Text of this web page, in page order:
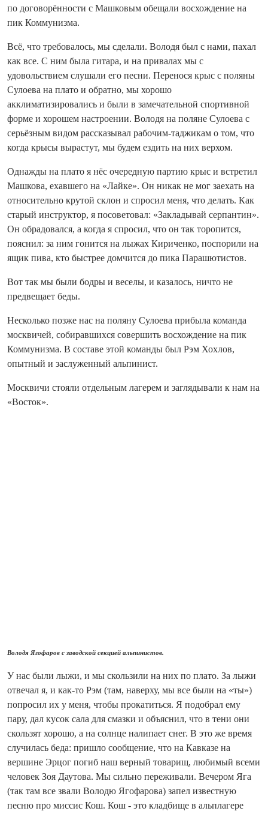
по договорённости с Машковым обещали восхождение на
пик Коммунизма.
Всё, что требовалось, мы сделали. Володя был с нами, пахал
как все. С ним была гитара, и на привалах мы с
удовольствием слушали его песни. Перенося крыс с поляны
Сулоева на плато и обратно, мы хорошо
акклиматизировались и были в замечательной спортивной
форме и хорошем настроении. Володя на поляне Сулоева с
серь­ёзным видом рассказывал рабочим‑таджикам о том, что
ко­гда крысы вырастут, мы будем ездить на них верхом.
Однажды на плато я нёс очередную партию крыс и встретил
Машкова, ехавшего на «Лайке». Он никак не мог заехать на
относительно крутой склон и спросил меня, что делать. Как
старый инструктор, я посоветовал: «Закладывай серпантин».
Он обрадовался, а ко­гда я спросил, что он так торопится,
пояснил: за ним гонится на лыжах Кириченко, поспорили на
ящик пива, кто быстрее домчится до пика Парашютистов.
Вот так мы были бодры и веселы, и казалось, ничто не
предвещает беды.
Несколько позже нас на поляну Сулоева прибыла команда
москвичей, собиравшихся совершить восхождение на пик
Коммунизма. В составе этой команды был Рэм Хохлов,
опытный и заслуженный альпинист.
Москвичи стояли отдельным лагерем и заглядывали к нам на
«Восток».
Володя Ягофаров с заводской секцией альпинистов.
У нас были лыжи, и мы скользили на них по плато. За лыжи
отвечал я, и как‑то Рэм (там, наверху, мы все были на «ты»)
попросил их у меня, чтобы прокатиться. Я подобрал ему
пару, дал кусок сала для смазки и объяснил, что в тени они
скользят хорошо, а на солнце налипает снег. В это же время
случилась беда: пришло сообщение, что на Кавказе на
вершине Эрцог погиб наш верный товарищ, любимый всеми
человек Зоя Даутова. Мы сильно переживали. Вечером Яга
(так там все звали Володю Ягофарова) запел известную
песню про миссис Кош. Кош - это кладбище в альплагере